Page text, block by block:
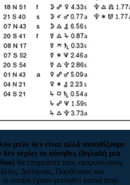
μπλε δεν είναι αλλά συνηθίζουμε
ισχύει το σύνηθες (δηλαδή μια
θα επηρεάσει τους εκπροσώπους
Διδύμους, Παρθένους και
οποίοι έχουν γεννηθεί κοντά στην